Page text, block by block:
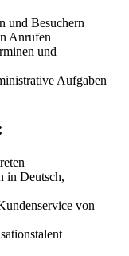
und Besuchern
Anrufen
und
Aufgaben
in Deutsch,
von